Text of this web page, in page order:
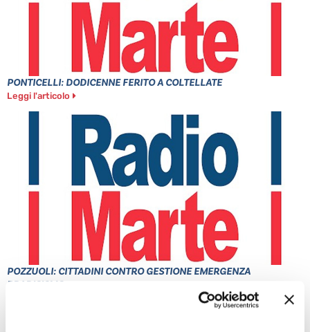
PONTICELLI: DODICENNE FERITO A COLTELLATE
Leggi l'articolo
POZZUOLI: CITTADINI CONTRO GESTIONE EMERGENZA
BRADISISMO